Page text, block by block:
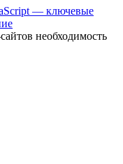
— ключевые
необходимость